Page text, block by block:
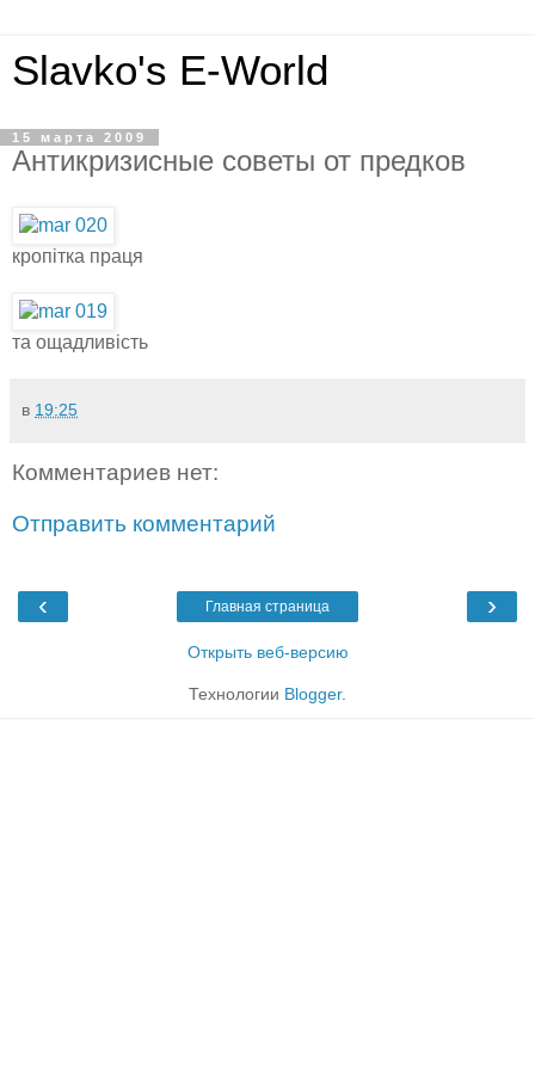
Slavko's E-World
15 марта 2009
Антикризисные советы от предков
кропітка праця
та ощадливість
в 19:25
Комментариев нет:
Отправить комментарий
‹ ›
Главная страница
Открыть веб-версию
Технологии Blogger.